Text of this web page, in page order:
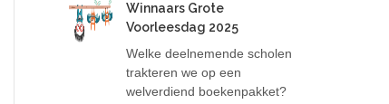
Winnaars Grote
Voorleesdag 2025
Welke deelnemende scholen
trakteren we op een
welverdiend boekenpakket?